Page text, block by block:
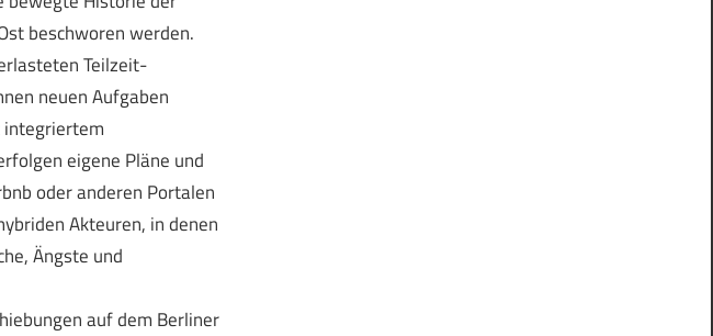
beschworen werden.
Teilzeit-
neuen Aufgaben
integriertem
eigene Pläne und
oder anderen Portalen
Akteuren, in denen
Ängste und
auf dem Berliner